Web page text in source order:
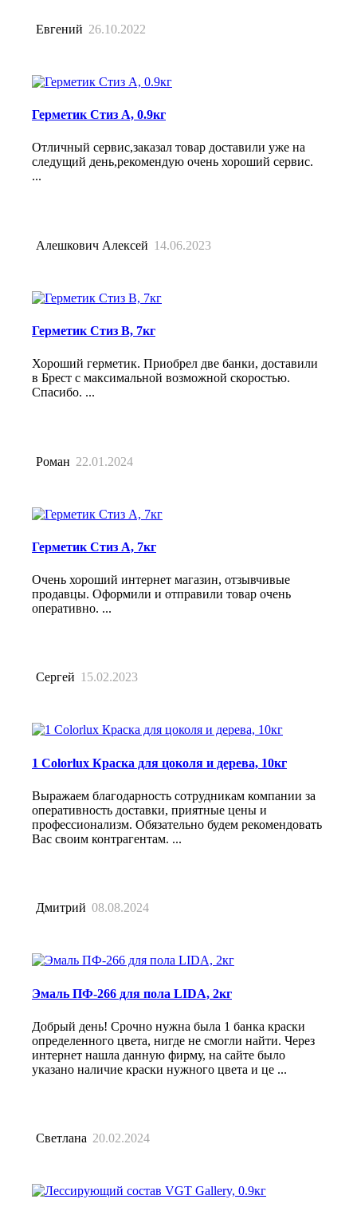
Евгений 26.10.2022
Герметик Стиз А, 0.9кг
Отличный сервис,заказал товар доставили уже на
следущий день,рекомендую очень хороший сервис.
...
Алешкович Алексей 14.06.2023
Герметик Стиз В, 7кг
Хороший герметик. Приобрел две банки, доставили
в Брест с максимальной возможной скоростью.
Спасибо. ...
Роман 22.01.2024
Герметик Стиз А, 7кг
Очень хороший интернет магазин, отзывчивые
продавцы. Оформили и отправили товар очень
оперативно. ...
Сергей 15.02.2023
1 Colorlux Краска для цоколя и дерева, 10кг
Выражаем благодарность сотрудникам компании за
оперативность доставки, приятные цены и
профессионализм. Обязательно будем рекомендовать
Вас своим контрагентам. ...
Дмитрий 08.08.2024
Эмаль ПФ-266 для пола LIDA, 2кг
Добрый день! Срочно нужна была 1 банка краски
определенного цвета, нигде не смогли найти. Через
интернет нашла данную фирму, на сайте было
указано наличие краски нужного цвета и це ...
Светлана 20.02.2024